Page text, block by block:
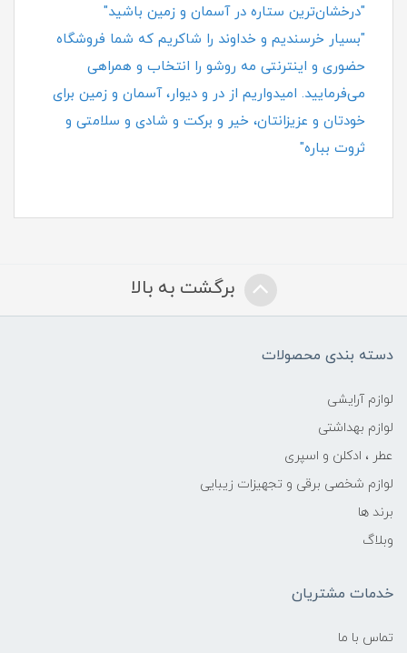
"درخشان‌ترین ستاره در آسمان و زمین باشید"
"بسیار خرسندیم و خداوند را شاکریم که شما فروشگاه
حضوری و اینترنتی مه روشو را انتخاب و همراهی
می‌فرمایید. امیدواریم از در و دیوار، آسمان و زمین برای
خودتان و عزیزانتان، خیر و برکت و شادی و سلامتی و
ثروت بباره"
برگشت به بالا
دسته بندی محصولات
لوازم آرایشی
لوازم بهداشتی
عطر ، ادکلن و اسپری
لوازم شخصی برقی و تجهیزات زیبایی
برند ها
وبلاگ
خدمات مشتریان
تماس با ما